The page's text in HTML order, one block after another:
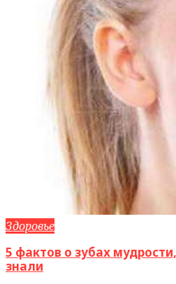
Здоровье
5 фактов о зубах
знали